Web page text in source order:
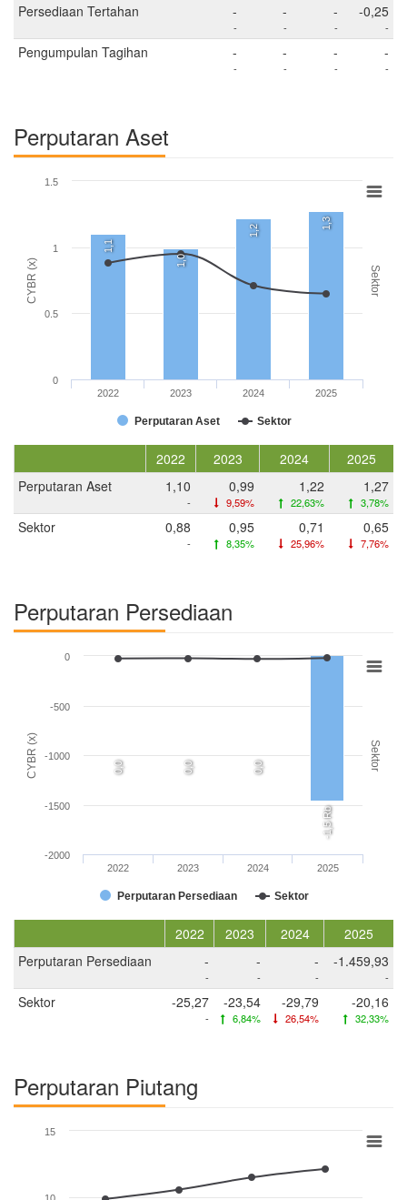
Persediaan Tertahan
-
-
-
-
-
-
-0,25
-
Pengumpulan Tagihan -
-
-
-
-
-
-
-
Perputaran Aset
CYBR (x) Sektor
1,1
1,0
1,2
1,3
Perputaran Aset Sektor
2022 2023 2024 2025
0
0.5
1
1.5
2022 2023 2024
2025
Perputaran Aset
1,10
-
0,99
9,59%
1,22
22,63%
1,27
3,78%
Sektor 0,88
-
0,95
8,35%
0,71
25,96%
0,65
7,76%
Perputaran Persediaan
CYBR (x) Sektor
0,0 0,0 0,0
-1,5 Rb
Perputaran Persediaan Sektor
2022 2023 2024 2025
-2000
-1500
-1000
-500
0
2022 2023 2024
2025
Perputaran Persediaan
-
-
-
-
-
-
-1.459,93
-
Sektor -25,27
-
-23,54
6,84%
-29,79
26,54%
-20,16
32,33%
Perputaran Piutang
10
15